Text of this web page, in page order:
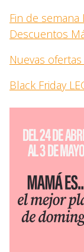
Fin de semana
Descuentos
Nuevas
Black Friday